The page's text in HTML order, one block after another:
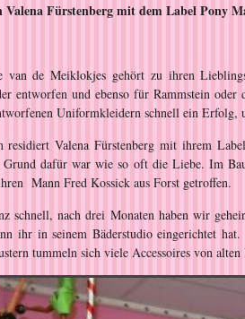
Valena Fürstenberg mit dem Label Pony
van de Meiklokjes gehört zu ihren
entworfen und ebenso für Rammstein
Uniformkleidern schnell ein Erfolg,
residiert Valena Fürstenberg mit ihrem
Grund dafür war wie so oft die Liebe. Im
Mann Fred Kossick aus Forst getroffen.
schnell, nach drei Monaten haben wir
ihr in seinem Bäderstudio eingerichtet
tummeln sich viele Accessoires von